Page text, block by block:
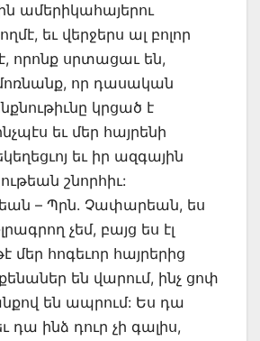
ամերիկահայերու
եւ վերջերս ալ բոլոր
որոնք սրտացաւ են,
որ դասական
կրցած է
եւ մեր հայրենի
եւ իր ազգային
շնորհիւ:
– Պրն. Չափարեան, ես
չեմ, բայց ես էլ
մեր հոգեւոր հայրերից
են վարում, ինչ ցոփ
են ապրում: Ես դա
դա ինձ դուր չի գալիս,